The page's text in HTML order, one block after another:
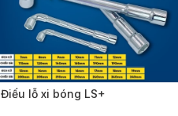
Điếu lỗ xi bóng LS+